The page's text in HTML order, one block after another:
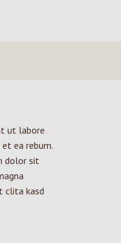
ut labore
ea rebum.
dolor sit
clita kasd